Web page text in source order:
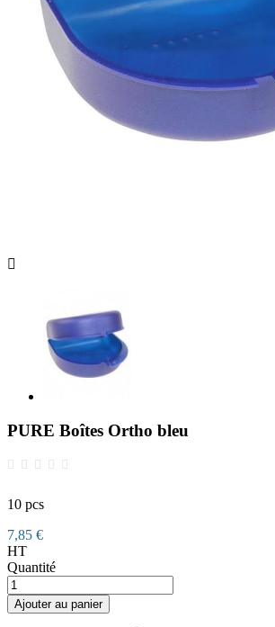

PURE Boîtes Ortho bleu
10 pcs
7,85 €
HT
Quantité
Ajouter au panier